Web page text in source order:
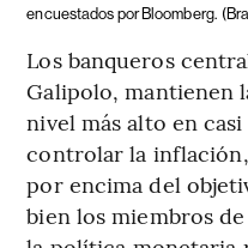
encuestados por Bloomberg.
Los banqueros
Galipolo, mantienen
nivel más alto en
controlar la
por encima del
bien los miembros